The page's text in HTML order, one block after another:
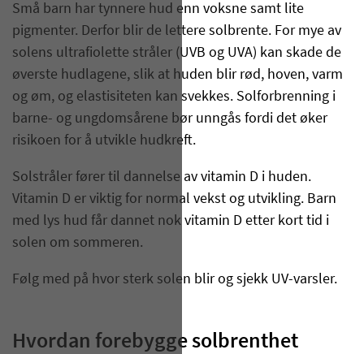
Små barn har tynnere hud enn voksne samt lite
pigmenter. Derfor blir de lettere solbrente. For mye av
solens ultrafiolette stråler (UVB og UVA) kan skade de
øverste hudlagene, slik at huden blir rød, hoven, varm
og øm, og elastisiteten kan svekkes. Solforbrenning i
barne- og ungdomsårene bør unngås fordi det øker
risikoen for å utvikle hudkreft.
Solstråler fører til dannelse av vitamin D i huden.
Vitamin D er viktig for normal vekst og utvikling. Barn
med lys hud får dannet nok vitamin D etter kort tid i
solen om sommeren.
Følg med på hvor sterk solen blir og sjekk UV-varsler.
Hvordan forebygge solbrenthet